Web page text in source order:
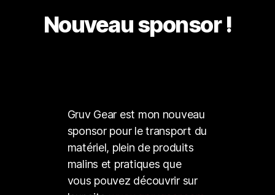
Nouveau sponsor !
Gruv Gear est mon nouveau
sponsor pour le transport du
matériel, plein de produits
malins et pratiques que
vous pouvez découvrir sur